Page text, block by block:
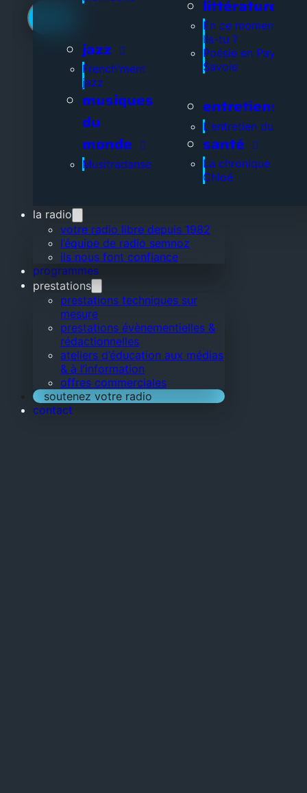
jazz
French'ment
jazz
musiques
du
monde
Musitradanse
littérature
En ce moment, que
lis-tu ?
Poésie en Pays de
Savoie
entretiens
L'entretien du jour
santé
La chronique de
Chloé
la radio
votre radio libre depuis 1982
l’équipe de radio semnoz
ils nous font confiance
programmes
prestations
prestations techniques sur
mesure
prestations évènementielles &
rédactionnelles
ateliers d’éducation aux médias
& à l’information
offres commerciales
soutenez votre radio
contact